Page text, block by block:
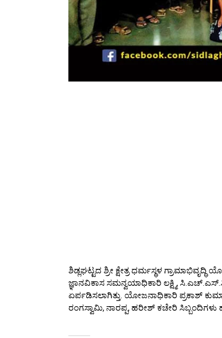
ಶಿಡ್ಲಘಟ್ಟದ ಶ್ರೀ ಕ್ಷೇತ್ರ ಧರ್ಮಸ್ಥಳ
ಜ್ಞಾನವಿಕಾಸ ಸಮನ್ವಯಾಧಿಕಾರಿ ಲಕ್ಷ್ಮಿ,
ಏರ್ಪಡಿಸಲಾಗಿತ್ತು. ಯೋಜನಾಧಿಕಾರಿ ಪ್ರಕಾಶ್
ರಂಗಸ್ವಾಮಿ, ನಾರಪ್ಪ, ಹರೀಶ್ ಕಚೇರಿ ಸಿಬ್ಬಂದಿಗಳು